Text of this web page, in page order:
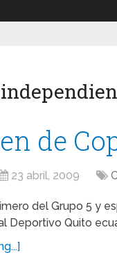
de
23 abril, 2009
del Grupo 5 y
Deportivo Quito